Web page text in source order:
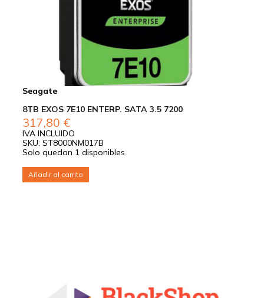
Seagate
8TB EXOS 7E10 ENTERP. SATA 3.5 7200
317,80 €
IVA INCLUIDO
SKU: ST8000NM017B
Solo quedan 1 disponibles
Añadir al carrito